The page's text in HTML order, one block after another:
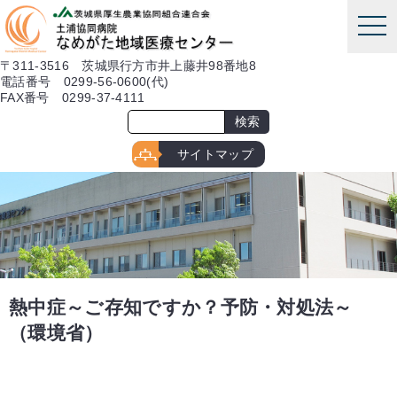
本文へ
〒311-3516 茨城県行方市井上藤井98番地8
電話番号 0299-56-0600(代)
FAX番号 0299-37-4111
サイトマップ
熱中症～ご存知ですか？予防・対処法～
（環境省）